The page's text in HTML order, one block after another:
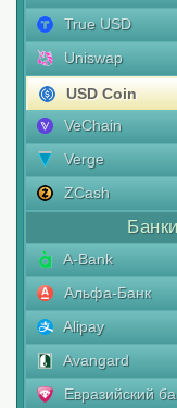
True USD
Uniswap
USD Coin
VeChain
Verge
ZCash
Банки
A-Bank
Альфа-Банк
Alipay
Avangard
Евразийский